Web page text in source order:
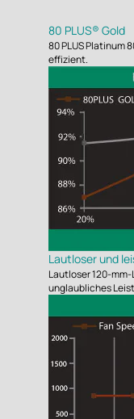
80 PLUS® Gold
80 PLUS Platinum
effizient.
Lautloser und
Lautloser 120-
unglaubliches